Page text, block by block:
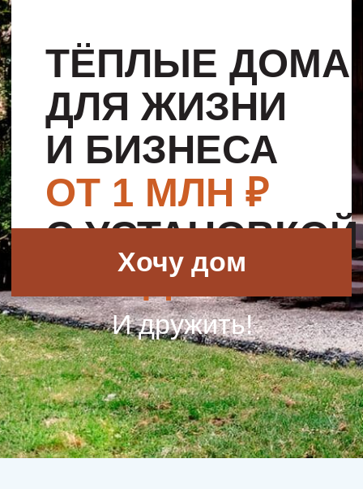
С УСТАНОВКОЙ
ЗА 1 ДЕНЬ
Хочу дом
ДОМА,
КОТОРЫЕ
ИЩУТ СВОЮ
СЕМЬЮ.